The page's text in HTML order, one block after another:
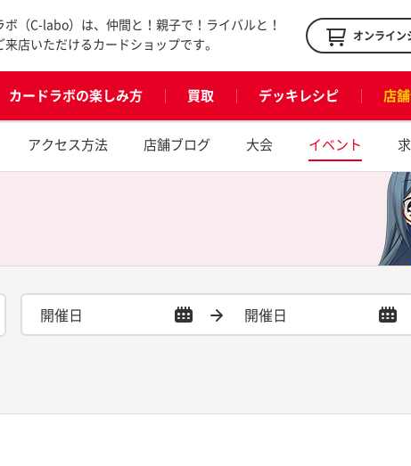
ボ（C-labo）は、仲間と！親子で！ライバルと！
店いただけるカードショップです。
オンライン
カードラボの楽しみ方 買取 デッキレシピ 店
アクセス方法 店舗ブログ 大会 イベント